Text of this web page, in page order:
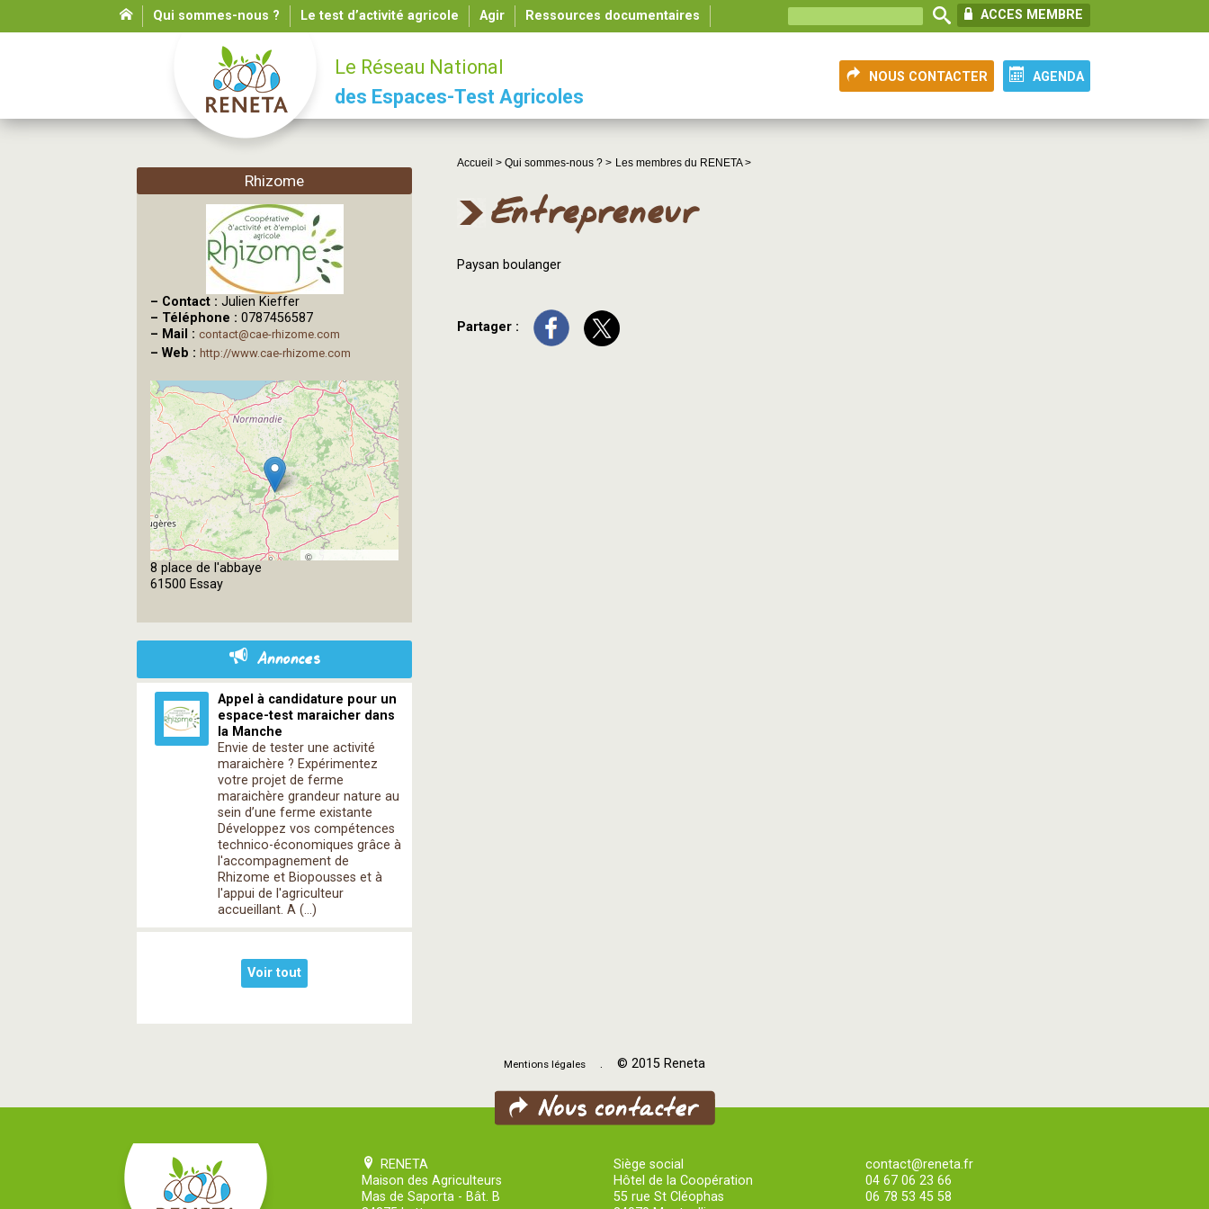
Qui sommes-nous ? Le test d’activité agricole Agir Ressources documentaires ACCES MEMBRE
AGENDA
NOUS CONTACTER
Le Réseau National
des Espaces-Test Agricoles
Accueil > Qui sommes-nous ? > Les membres du RENETA >
Entrepreneur
Paysan boulanger
Partager :
Rhizome
– Contact : Julien Kieffer
– Téléphone : 0787456587
– Mail : contact@cae-rhizome.com
– Web : http://www.cae-rhizome.com
©
8 place de l'abbaye
61500 Essay
Annonces
Appel à candidature pour un
espace-test maraicher dans
la Manche
Envie de tester une activité
maraichère ? Expérimentez
votre projet de ferme
maraichère grandeur nature au
sein d’une ferme existante
Développez vos compétences
technico-économiques grâce à
l'accompagnement de
Rhizome et Biopousses et à
l'appui de l'agriculteur
accueillant. A (…)
Voir tout
Mentions légales . © 2015 Reneta
RENETA
Maison des Agriculteurs
Mas de Saporta - Bât. B
Siège social
Hôtel de la Coopération
55 rue St Cléophas
contact@reneta.fr
04 67 06 23 66
06 78 53 45 58